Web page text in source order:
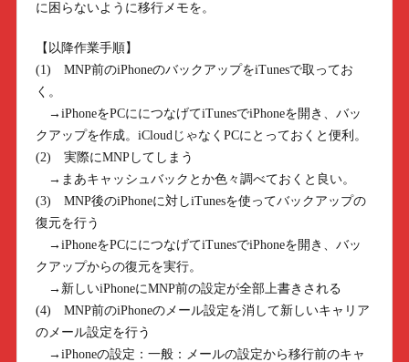
に困らないように移行メモを。
【以降作業手順】
(1) MNP前のiPhoneのバックアップをiTunesで取ってお
く。
→iPhoneをPCににつなげてiTunesでiPhoneを開き、バッ
クアップを作成。iCloudじゃなくPCにとっておくと便利。
(2) 実際にMNPしてしまう
→まあキャッシュバックとか色々調べておくと良い。
(3) MNP後のiPhoneに対しiTunesを使ってバックアップの
復元を行う
→iPhoneをPCににつなげてiTunesでiPhoneを開き、バッ
クアップからの復元を実行。
→新しいiPhoneにMNP前の設定が全部上書きされる
(4) MNP前のiPhoneのメール設定を消して新しいキャリア
のメール設定を行う
→iPhoneの設定：一般：メールの設定から移行前のキャ